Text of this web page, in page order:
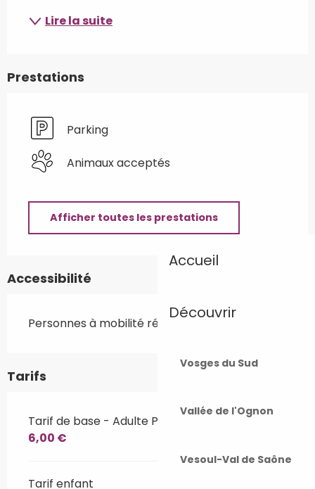
Accueil
Découvrir
Vosges du Sud
Vallée de l'Ognon
Vesoul-Val de Saône
Lire la suite
Prestations
Parking
Animaux acceptés
Afficher toutes les prestations
Accessibilité
Personnes à mobilité réduite
Tarifs
Tarif de base - Adulte Plein tarif
6,00 €
Tarif enfant